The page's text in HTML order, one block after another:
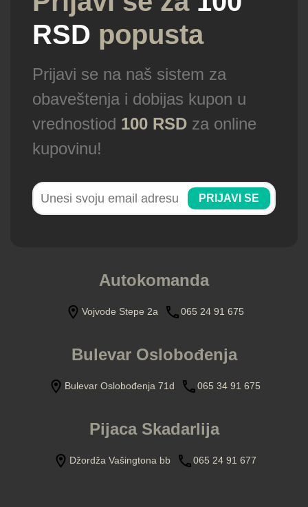
RSD popusta
Prijavi se na naš sistem za
obaveštenja i dobijas kupon u
vrednostiod 100 RSD za online
kupovinu!
PRIJAVI SE
Autokomanda
Vojvode Stepe 2a 065 24 91 675
Bulevar Oslobođenja
Bulevar Oslobođenja 71d 065 34 91 675
Pijaca Skadarlija
Džordža Vašingtona bb 065 24 91 677